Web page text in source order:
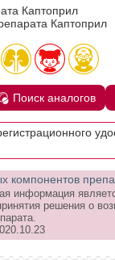
Каптоприл
Каптоприл
Поиск аналогов
компонентов
информация
решения о